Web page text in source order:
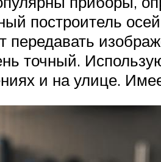
построитель
передавать
точный.
и на улице.